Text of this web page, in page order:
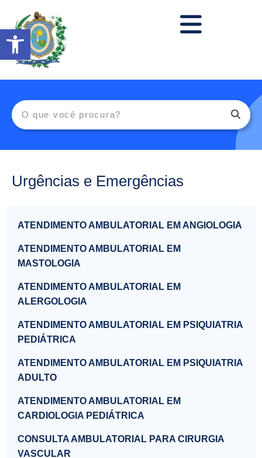
Abrir a barra de ferramentas
Urgências e Emergências
ATENDIMENTO AMBULATORIAL EM ANGIOLOGIA
ATENDIMENTO AMBULATORIAL EM
MASTOLOGIA
ATENDIMENTO AMBULATORIAL EM
ALERGOLOGIA
ATENDIMENTO AMBULATORIAL EM PSIQUIATRIA
PEDIÁTRICA
ATENDIMENTO AMBULATORIAL EM PSIQUIATRIA
ADULTO
ATENDIMENTO AMBULATORIAL EM
CARDIOLOGIA PEDIÁTRICA
CONSULTA AMBULATORIAL PARA CIRURGIA
VASCULAR